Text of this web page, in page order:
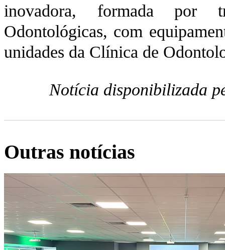
inovadora, formada por
Odontológicas, com
unidades da Clínica de
Notícia disponibilizada
Outras notícias